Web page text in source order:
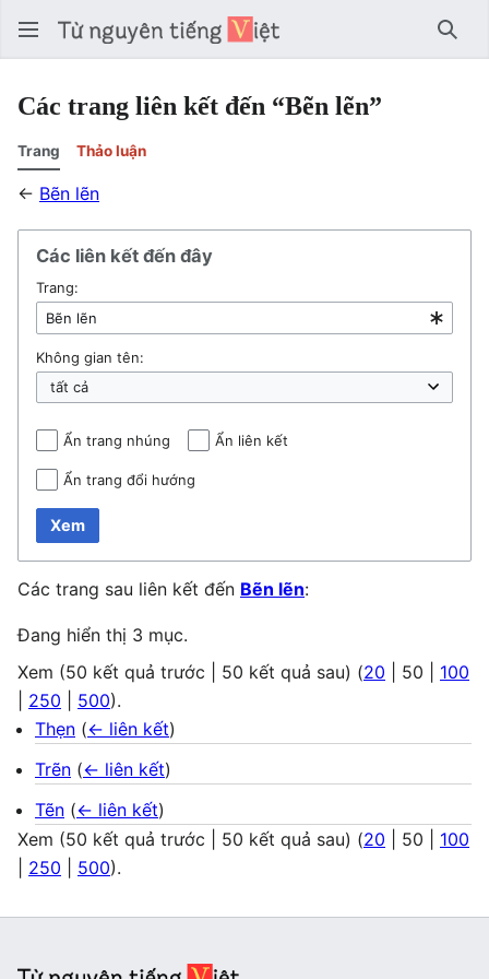
Tìm
Các trang liên kết đến “Bẽn lẽn”
Trang Thảo luận
← Bẽn lẽn
Các liên kết đến đây
Trang:
Không gian tên:
Ẩn trang nhúng Ẩn liên kết
Ẩn trang đổi hướng
Xem
Các trang sau liên kết đến Bẽn lẽn:
Đang hiển thị 3 mục.
Xem (50 kết quả trước 50 kết quả sau) (20 50
100
250 500).
Thẹn (← liên kết)
Trẽn (← liên kết)
Tẽn (← liên kết)
Xem (50 kết quả trước 50 kết quả sau) (20 50
100
250 500).